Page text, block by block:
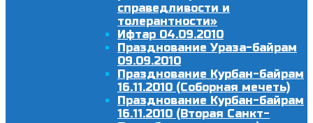
справедливости и
толерантности»
Ифтар 04.09.2010
Празднование Ураза-байрам
09.09.2010
Празднование Курбан-байрам
16.11.2010 (Соборная мечеть)
Празднование Курбан-байрам
16.11.2010 (Вторая Санкт-